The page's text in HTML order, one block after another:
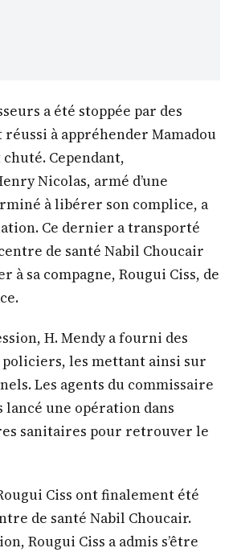
a été stoppée par des
à appréhender Mamadou
Cependant,
Nicolas, armé d’une
à libérer son complice, a
Ce dernier a transporté
de santé Nabil Choucair
à sa compagne, Rougui Ciss, de
H. Mendy a fourni des
les mettant ainsi sur
Les agents du commissaire
lancé une opération dans
sanitaires pour retrouver le
Ciss ont finalement été
de santé Nabil Choucair.
Rougui Ciss a admis s’être